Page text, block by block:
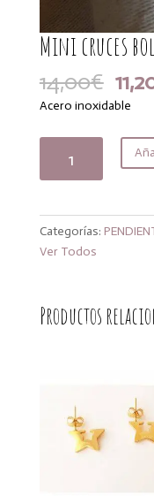
Mini cruces
14,00€ El
era:
Acero inoxidable
cruces
Categorías:
Ver Todos
Productos